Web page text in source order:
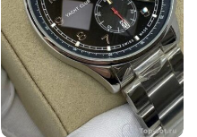
МЕХАНИЗМ Кварц
ПОКРЫТИЕ
Полное
защитное IPS
покрытие